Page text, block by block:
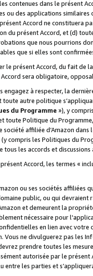
contenues dans le présent
ou des applications
Accord ne constituera
du présent Accord, et (d)
que nous pourrions
que si elles sont
le présent Accord, du fait de
sera obligatoire,
engagez à respecter, la
toute autre politique
du Programme »), y
toute Politique du
société affiliée d’Amazon
compris les Politiques du
les accords et discussions
Accord, les termes «
ou ses sociétés affiliées
public, ou qui
et demeurent la
nécessaire pour
en lien avec
Vous ne divulguerez pas les
prendre toutes les
autorisée par le
les parties et